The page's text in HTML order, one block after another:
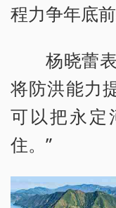
程力争年底
杨晓蕾
将防洪能力
可以把永定
住。”